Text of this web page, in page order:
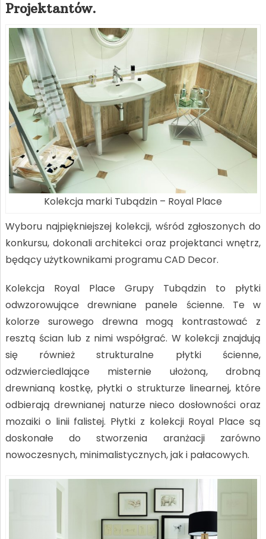
Projektantów.
Kolekcja marki Tubądzin – Royal Place
Wyboru najpiękniejszej kolekcji, wśród zgłoszonych do
konkursu, dokonali architekci oraz projektanci wnętrz,
będący użytkownikami programu CAD Decor.
Kolekcja Royal Place Grupy Tubądzin to płytki
odwzorowujące drewniane panele ścienne. Te w
kolorze surowego drewna mogą kontrastować z
resztą ścian lub z nimi współgrać. W kolekcji znajdują
się również strukturalne płytki ścienne,
odzwierciedlające misternie ułożoną, drobną
drewnianą kostkę, płytki o strukturze linearnej, które
odbierają drewnianej naturze nieco dosłowności oraz
mozaiki o linii falistej. Płytki z kolekcji Royal Place są
doskonałe do stworzenia aranżacji zarówno
nowoczesnych, minimalistycznych, jak i pałacowych.